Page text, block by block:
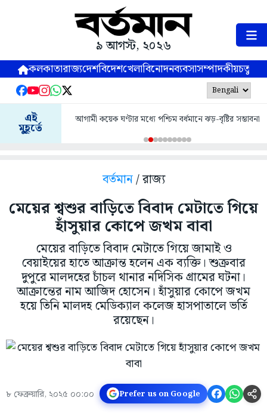
৯ আগস্ট, ২০২৬
কলকাতারাজ্যদেশবিদেশখেলাবিনোদনব্যবসাসম্পাদকীয়
এই
মুহূর্তে
আগামী কয়েক ঘণ্টার মধ্যে পশ্চিম বর্ধমানে ঝড়-বৃষ্টির সম্ভাবনা
বর্তমান/ রাজ্য
মেয়ের শ্বশুর বাড়িতে বিবাদ মেটাতে গিয়ে
হাঁসুয়ার কোপে জখম বাবা
মেয়ের বাড়িতে বিবাদ মেটাতে গিয়ে জামাই ও
বেয়াইয়ের হাতে আক্রান্ত হলেন এক ব্যক্তি। শুক্রবার
দুপুরে মালদহের চাঁচল থানার নদিসিক গ্রামের ঘটনা।
আক্রান্তের নাম আজিদ হোসেন। হাঁসুয়ার কোপে জখম
হয়ে তিনি মালদহ মেডিক্যাল কলেজ হাসপাতালে ভর্তি
রয়েছেন।
৮ ফেব্রুয়ারি, ২০২৫ ০০:০০ Prefer us on Google